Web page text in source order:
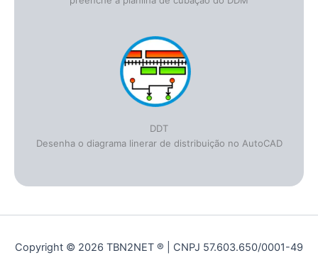
DDT
Desenha o diagrama linerar de distribuição no AutoCAD
Copyright © 2026 TBN2NET ® | CNPJ 57.603.650/0001-49